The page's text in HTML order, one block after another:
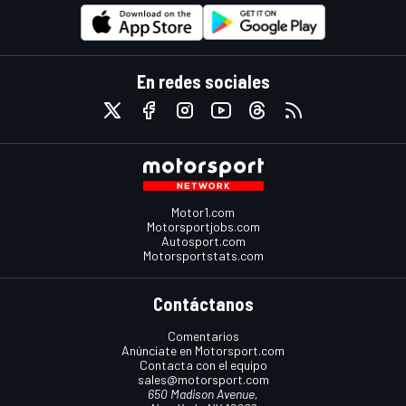
En redes sociales
Motor1.com
Motorsportjobs.com
Autosport.com
Motorsportstats.com
Contáctanos
Comentarios
Anúnciate en Motorsport.com
Contacta con el equipo
sales@motorsport.com
650 Madison Avenue,